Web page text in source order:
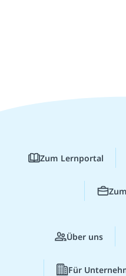
Zum Lernportal
Über uns
Für